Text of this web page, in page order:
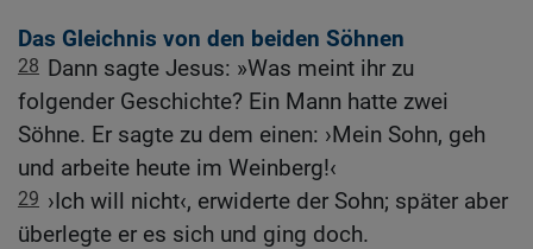
Das Gleichnis von den beiden Söhnen
28 Dann sagte Jesus: »Was meint ihr zu
folgender Geschichte? Ein Mann hatte zwei
Söhne. Er sagte zu dem einen: ›Mein Sohn, geh
und arbeite heute im Weinberg!‹
29 ›Ich will nicht‹, erwiderte der Sohn; später aber
überlegte er es sich und ging doch.